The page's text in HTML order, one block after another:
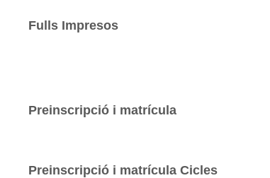
Fulls Impresos
Preinscripció i matrícula
Preinscripció i matrícula Cicles